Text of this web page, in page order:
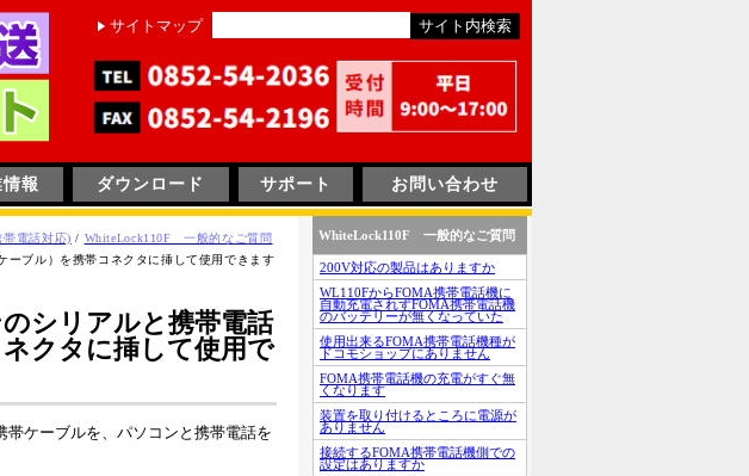
サイトマップ
報 ダウンロード サポート お問い合わせ
電話対応) / WhiteLock110F 一般的なご質問
ーブル）を携帯コネクタに挿して使用できます
シリアルと携帯電話
クタに挿して使用で
ケーブルを、パソコンと携帯電話を
WhiteLock110F 一般的なご質問
200V対応の製品はありますか
WL110FからFOMA携帯電話機に
自動充電されずFOMA携帯電話機
のバッテリーが無くなっていた
使用出来るFOMA携帯電話機種が
ドコモショップにありません
FOMA携帯電話機の充電がすぐ無
くなります
装置を取り付けるところに電源が
ありません
接続するFOMA携帯電話機側での
設定はありますか